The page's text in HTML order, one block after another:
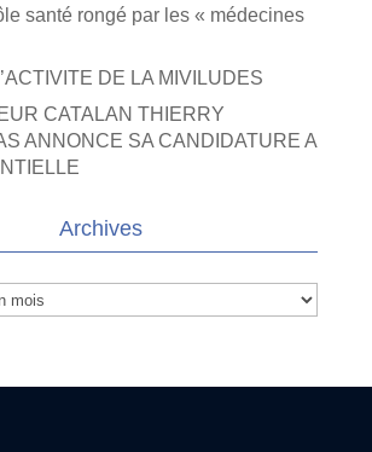
santé rongé par les « médecines
DE LA MIVILUDES
CATALAN THIERRY
ANNONCE SA CANDIDATURE A
Archives